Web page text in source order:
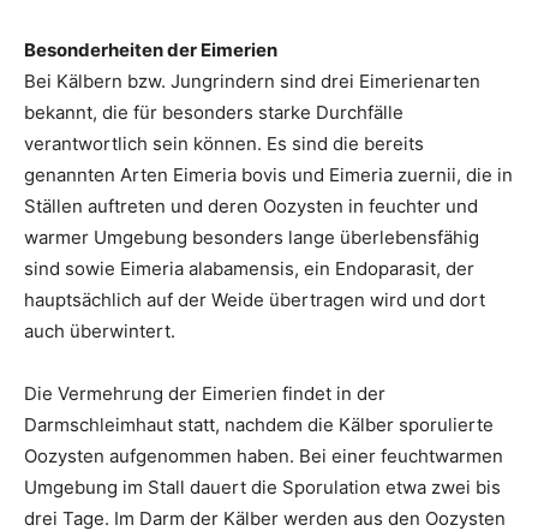
Besonderheiten der Eimerien
Bei Kälbern bzw. Jungrindern sind drei Eimerienarten
bekannt, die für besonders starke Durchfälle
verantwortlich sein können. Es sind die bereits
genannten Arten Eimeria bovis und Eimeria zuernii, die in
Ställen auftreten und deren Oozysten in feuchter und
warmer Umgebung besonders lange überlebensfähig
sind sowie Eimeria alabamensis, ein Endoparasit, der
hauptsächlich auf der Weide übertragen wird und dort
auch überwintert.
Die Vermehrung der Eimerien findet in der
Darmschleimhaut statt, nachdem die Kälber sporulierte
Oozysten aufgenommen haben. Bei einer feuchtwarmen
Umgebung im Stall dauert die Sporulation etwa zwei bis
drei Tage. Im Darm der Kälber werden aus den Oozysten